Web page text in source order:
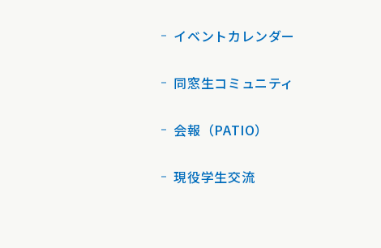
イベントカレンダー
同窓生コミュニティ
会報（PATIO）
現役学生交流